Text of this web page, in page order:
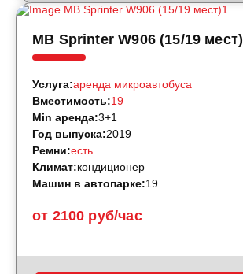
MB Sprinter W906 (15/19 мест)
от 2100 руб/час
Услуга:аренда микроавтобуса
Вместимость:19
Min аренда:3+1
Год выпуска:2019
Ремни:есть
Климат:кондиционер
Машин в автопарке:19